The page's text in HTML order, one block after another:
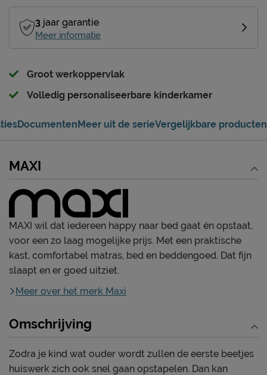
3 jaar garantie
Meer informatie
Groot werkoppervlak
Volledig personaliseerbare kinderkamer
DocumentenMeer uit de serieVergelijkbare producten
MAXI
MAXI wil dat iedereen happy naar bed gaat én opstaat,
voor een zo laag mogelijke prijs. Met een praktische
kast, comfortabel matras, bed en beddengoed. Dat fijn
slaapt en er goed uitziet.
Meer over het merk Maxi
Omschrijving
Zodra je kind wat ouder wordt zullen de eerste beetjes
huiswerk zich ook snel gaan opstapelen. Dan kan